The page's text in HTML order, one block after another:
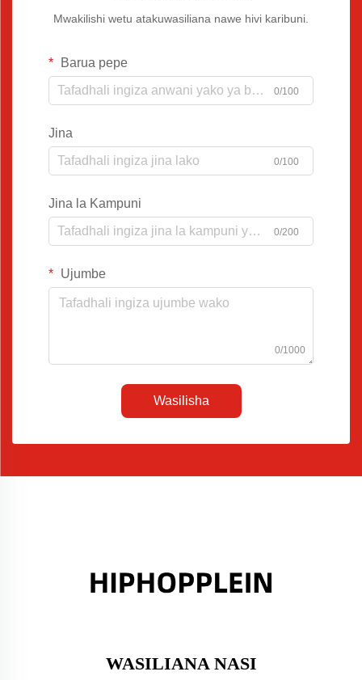
Mwakilishi wetu atakuwasiliana nawe hivi karibuni.
Barua pepe
0/100
Jina
0/100
Jina la Kampuni
0/200
Ujumbe
0/1000
Wasilisha
WASILIANA NASI